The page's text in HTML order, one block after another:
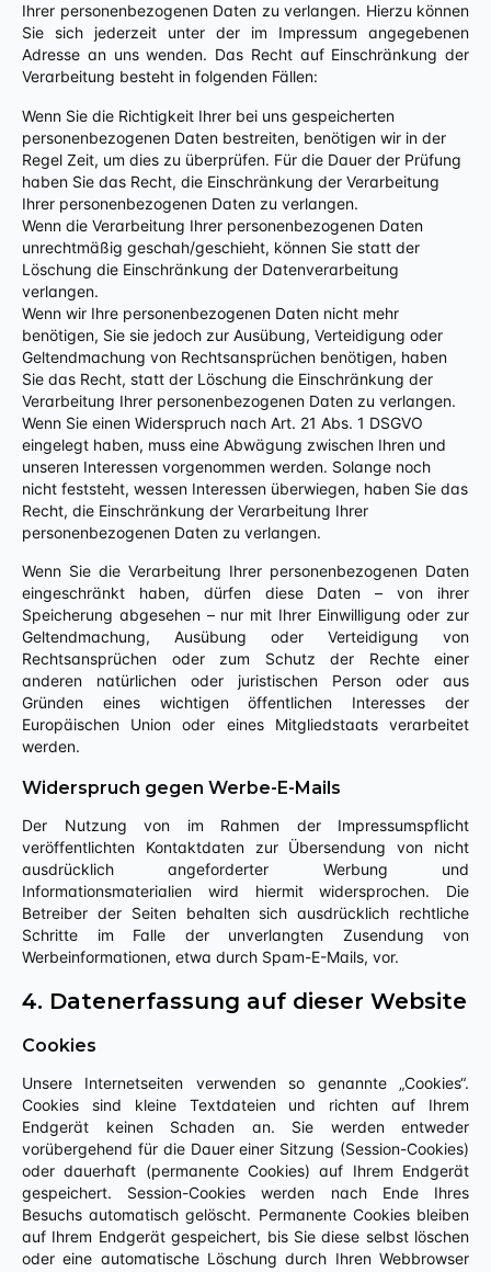
Ihrer personenbezogenen Daten zu verlangen. Hierzu können
Sie sich jederzeit unter der im Impressum angegebenen
Adresse an uns wenden. Das Recht auf Einschränkung der
Verarbeitung besteht in folgenden Fällen:
Wenn Sie die Richtigkeit Ihrer bei uns gespeicherten
personenbezogenen Daten bestreiten, benötigen wir in der
Regel Zeit, um dies zu überprüfen. Für die Dauer der Prüfung
haben Sie das Recht, die Einschränkung der Verarbeitung
Ihrer personenbezogenen Daten zu verlangen.
Wenn die Verarbeitung Ihrer personenbezogenen Daten
unrechtmäßig geschah/geschieht, können Sie statt der
Löschung die Einschränkung der Datenverarbeitung
verlangen.
Wenn wir Ihre personenbezogenen Daten nicht mehr
benötigen, Sie sie jedoch zur Ausübung, Verteidigung oder
Geltendmachung von Rechtsansprüchen benötigen, haben
Sie das Recht, statt der Löschung die Einschränkung der
Verarbeitung Ihrer personenbezogenen Daten zu verlangen.
Wenn Sie einen Widerspruch nach Art. 21 Abs. 1 DSGVO
eingelegt haben, muss eine Abwägung zwischen Ihren und
unseren Interessen vorgenommen werden. Solange noch
nicht feststeht, wessen Interessen überwiegen, haben Sie das
Recht, die Einschränkung der Verarbeitung Ihrer
personenbezogenen Daten zu verlangen.
Wenn Sie die Verarbeitung Ihrer personenbezogenen Daten
eingeschränkt haben, dürfen diese Daten – von ihrer
Speicherung abgesehen – nur mit Ihrer Einwilligung oder zur
Geltendmachung, Ausübung oder Verteidigung von
Rechtsansprüchen oder zum Schutz der Rechte einer
anderen natürlichen oder juristischen Person oder aus
Gründen eines wichtigen öffentlichen Interesses der
Europäischen Union oder eines Mitgliedstaats verarbeitet
werden.
Widerspruch gegen Werbe-E-Mails
Der Nutzung von im Rahmen der Impressumspflicht
veröffentlichten Kontaktdaten zur Übersendung von nicht
ausdrücklich angeforderter Werbung und
Informationsmaterialien wird hiermit widersprochen. Die
Betreiber der Seiten behalten sich ausdrücklich rechtliche
Schritte im Falle der unverlangten Zusendung von
Werbeinformationen, etwa durch Spam-E-Mails, vor.
4. Datenerfassung auf dieser Website
Cookies
Unsere Internetseiten verwenden so genannte „Cookies“.
Cookies sind kleine Textdateien und richten auf Ihrem
Endgerät keinen Schaden an. Sie werden entweder
vorübergehend für die Dauer einer Sitzung (Session-Cookies)
oder dauerhaft (permanente Cookies) auf Ihrem Endgerät
gespeichert. Session-Cookies werden nach Ende Ihres
Besuchs automatisch gelöscht. Permanente Cookies bleiben
auf Ihrem Endgerät gespeichert, bis Sie diese selbst löschen
oder eine automatische Löschung durch Ihren Webbrowser